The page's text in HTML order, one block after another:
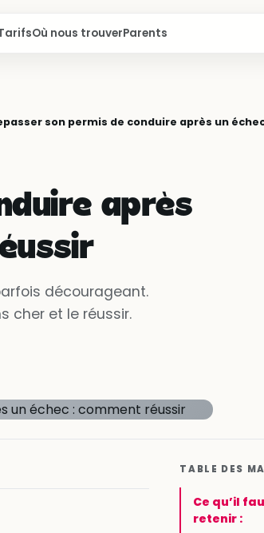
Où nous trouverParents
son permis de conduire après un
après
décourageant.
cher et le réussir.
TABLE DES
Ce qu’il
retenir :